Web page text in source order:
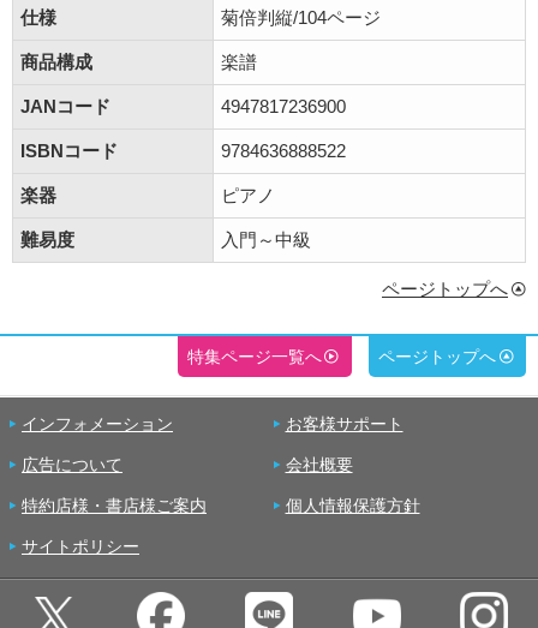
仕様 菊倍判縦/104ページ
商品構成 楽譜
JANコード 4947817236900
ISBNコード 9784636888522
楽器 ピアノ
難易度 入門～中級
ページトップへ
特集ページ一覧へ ページトップへ
インフォメーション お客様サポート
広告について 会社概要
特約店様・書店様ご案内 個人情報保護方針
サイトポリシー